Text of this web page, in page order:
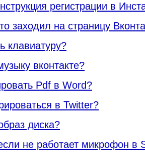
регистрации в
заходил на страницу
клавиатуру?
вконтакте?
Pdf в Word?
в Twitter?
диска?
не работает микрофон в